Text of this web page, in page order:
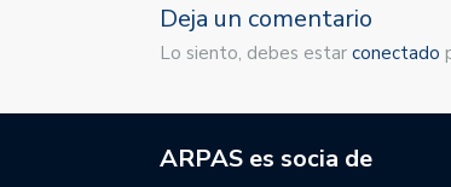
Deja un comentario
Lo siento, debes estar conectado
ARPAS es socia de